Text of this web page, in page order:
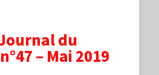
du
– Mai 2019